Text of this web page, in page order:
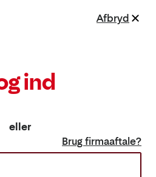
ind
eller
Brug firmaaftale?
Afbryd